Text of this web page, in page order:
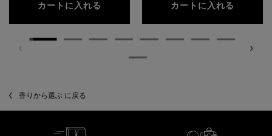
カートに入れる クチュール ミニ クラッチ
カートに入れる
香りから選ぶ に戻る